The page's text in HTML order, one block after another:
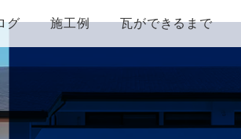
グ 施工例 瓦ができるまで